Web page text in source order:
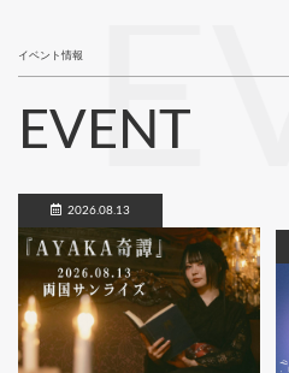
イベント情報
EVENT
2026.08.13